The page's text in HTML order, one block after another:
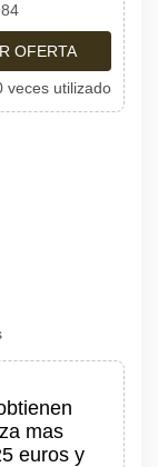
OFERTA
veces utilizado
mas
euros y